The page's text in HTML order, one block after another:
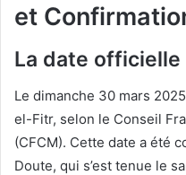
et
La date officielle
Le dimanche 30 mars
el-Fitr, selon le Conseil
(CFCM). Cette date a été
Doute, qui s’est tenue le